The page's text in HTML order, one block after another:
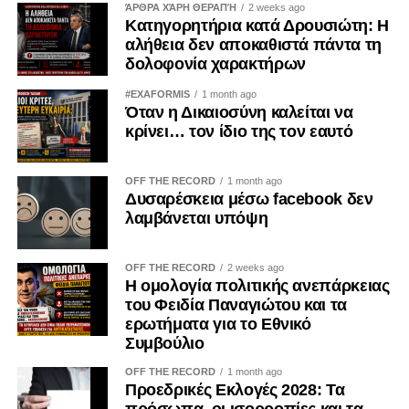
Η ευθύνη, όμως, δεν ανήκει μόνο στην Πολιτεία.
Ανήκει και στον κάθε πολίτη ξεχωριστά. Ο πατριωτισμός
δεν εξαντλείται στις επετειακές ομιλίες, ούτε στις
αναρτήσεις στα μέσα κοινωνικής δικτύωσης.
Αποδεικνύεται καθημερινά μέσα από τις προσωπικές μας
επιλογές. Δεν μπορεί κανείς να καταδικάζει την κατοχή και
ταυτόχρονα να χρηματοδοτεί, έστω και έμμεσα, τις
οικονομικές δομές που τη συντηρούν.
Η Κύπρος εξακολουθεί να ζει τις συνέπειες της εισβολής
του 1974. Οι πρόσφυγες παραμένουν μακριά από τις
πατρογονικές τους εστίες. Οι οικογένειες των
αγνοουμένων συνεχίζουν να αναζητούν απαντήσεις. Οι
εγκλωβισμένοι εξακολουθούν να δοκιμάζονται. Η κατοχή
δεν ανήκει στο παρελθόν· είναι μια καθημερινή
πραγματικότητα.
ΆΡΘΡΑ ΧΆΡΗ ΘΕΡΑΠΉ 2 weeks ago
Κατηγορητήρια κατά Δρουσιώτη: Η
αλήθεια δεν αποκαθιστά πάντα τη
δολοφονία χαρακτήρων
#EXAFORMIS 1 month ago
Όταν η Δικαιοσύνη καλείται να
κρίνει… τον ίδιο της τον εαυτό
OFF THE RECORD 1 month ago
Δυσαρέσκεια μέσω facebook δεν
λαμβάνεται υπόψη
OFF THE RECORD 2 weeks ago
Η ομολογία πολιτικής ανεπάρκειας
του Φειδία Παναγιώτου και τα
ερωτήματα για το Εθνικό
Συμβούλιο
OFF THE RECORD 1 month ago
Προεδρικές Εκλογές 2028: Τα